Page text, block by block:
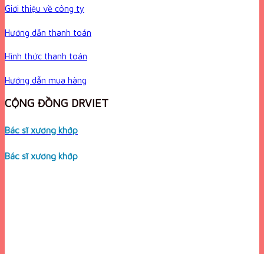
Giới thiệu về công ty
Hướng dẫn thanh toán
Hình thức thanh toán
Hướng dẫn mua hàng
CỘNG ĐỒNG DRVIET
Bác sĩ xương khớp
Bác sĩ xương khớp